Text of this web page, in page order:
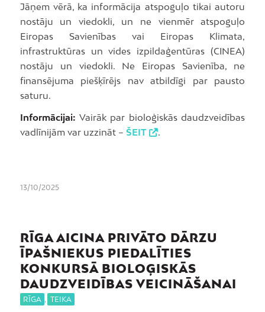
Jāņem vērā, ka informācija atspoguļo tikai autoru
nostāju un viedokli, un ne vienmēr atspoguļo
Eiropas Savienības vai Eiropas Klimata,
infrastruktūras un vides izpildaģentūras (CINEA)
nostāju un viedokli. Ne Eiropas Savienība, ne
finansējuma piešķīrējs nav atbildīgi par pausto
saturu.
Informācijai: Vairāk par bioloģiskās daudzveidības
vadlīnijām var uzzināt – ŠEIT .
13/10/2025
RĪGA AICINA PRIVĀTO DĀRZU
ĪPAŠNIEKUS PIEDALĪTIES
KONKURSĀ BIOLOĢISKĀS
DAUDZVEIDĪBAS VEICINĀŠANAI
RĪGA , TEIKA